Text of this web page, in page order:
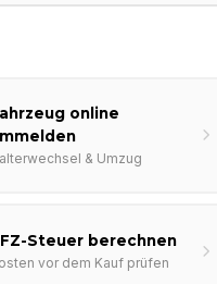
online
& Umzug
Steuer berechnen
vor dem Kauf prüfen